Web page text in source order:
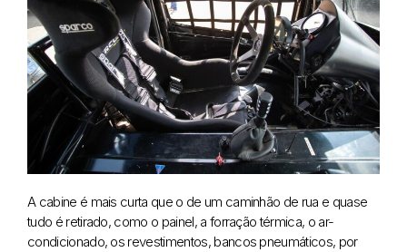
A cabine é mais curta que o de um caminhão de rua e quase
tudo é retirado, como o painel, a forração térmica, o ar-
condicionado, os revestimentos, bancos pneumáticos, por